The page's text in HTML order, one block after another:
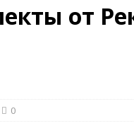
от
0